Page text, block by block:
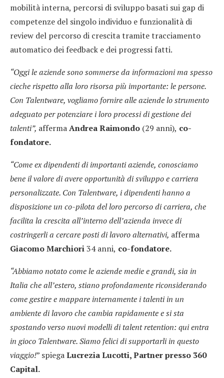
mobilità interna, percorsi di sviluppo basati sui gap di
competenze del singolo individuo e funzionalità di
review del percorso di crescita tramite tracciamento
automatico dei feedback e dei progressi fatti.
“Oggi le aziende sono sommerse da informazioni ma spesso
cieche rispetto alla loro risorsa più importante: le persone.
Con Talentware, vogliamo fornire alle aziende lo strumento
adeguato per potenziare i loro processi di gestione dei
talenti”, affermaAndrea Raimondo (29 anni), co-
fondatore.
“Come ex dipendenti di importanti aziende, conosciamo
bene il valore di avere opportunità di sviluppo e carriera
personalizzate. Con Talentware, i dipendenti hanno a
disposizione un co-pilota del loro percorso di carriera, che
facilita la crescita all’interno dell’azienda invece di
costringerli a cercare posti di lavoro alternativi, afferma
Giacomo Marchiori34 anni, co-fondatore.
“Abbiamo notato come le aziende medie e grandi, sia in
Italia che all’estero, stiano profondamente riconsiderando
come gestire e mappare internamente i talenti in un
ambiente di lavoro che cambia rapidamente e si sta
spostando verso nuovi modelli di talent retention: qui entra
in gioco Talentware. Siamo felici di supportarli in questo
viaggio!” spiegaLucrezia Lucotti, Partner presso 360
Capital.